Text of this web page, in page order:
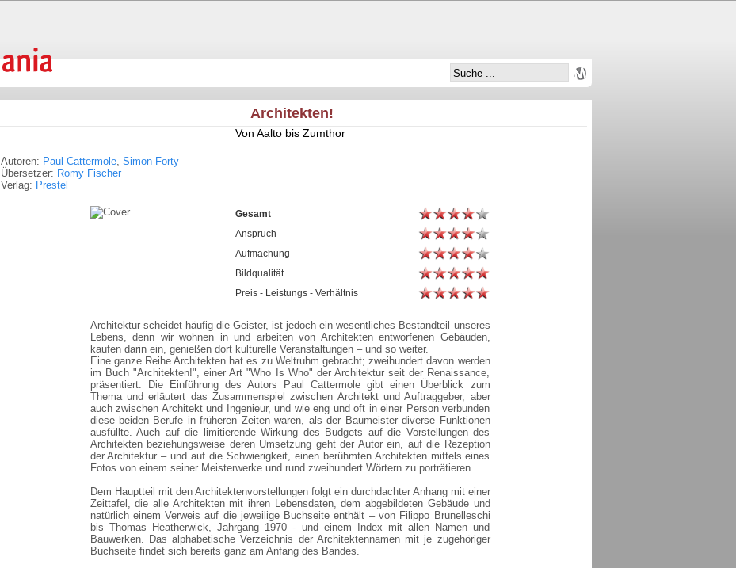
Architekten!
Von Aalto bis Zumthor
Autoren: Paul Cattermole, Simon Forty
Übersetzer: Romy Fischer
Verlag: Prestel
Gesamt
Anspruch
Aufmachung
Bildqualität
Preis - Leistungs - Verhältnis
Architektur scheidet häufig die Geister, ist jedoch ein wesentliches Bestandteil unseres
Lebens, denn wir wohnen in und arbeiten von Architekten entworfenen Gebäuden,
kaufen darin ein, genießen dort kulturelle Veranstaltungen – und so weiter.
Eine ganze Reihe Architekten hat es zu Weltruhm gebracht; zweihundert davon werden
im Buch "Architekten!", einer Art "Who Is Who" der Architektur seit der Renaissance,
präsentiert. Die Einführung des Autors Paul Cattermole gibt einen Überblick zum
Thema und erläutert das Zusammenspiel zwischen Architekt und Auftraggeber, aber
auch zwischen Architekt und Ingenieur, und wie eng und oft in einer Person verbunden
diese beiden Berufe in früheren Zeiten waren, als der Baumeister diverse Funktionen
ausfüllte. Auch auf die limitierende Wirkung des Budgets auf die Vorstellungen des
Architekten beziehungsweise deren Umsetzung geht der Autor ein, auf die Rezeption
der Architektur – und auf die Schwierigkeit, einen berühmten Architekten mittels eines
Fotos von einem seiner Meisterwerke und rund zweihundert Wörtern zu porträtieren.
Dem Hauptteil mit den Architektenvorstellungen folgt ein durchdachter Anhang mit einer
Zeittafel, die alle Architekten mit ihren Lebensdaten, dem abgebildeten Gebäude und
natürlich einem Verweis auf die jeweilige Buchseite enthält – von Filippo Brunelleschi
bis Thomas Heatherwick, Jahrgang 1970 - und einem Index mit allen Namen und
Bauwerken. Das alphabetische Verzeichnis der Architektennamen mit je zugehöriger
Buchseite findet sich bereits ganz am Anfang des Bandes.